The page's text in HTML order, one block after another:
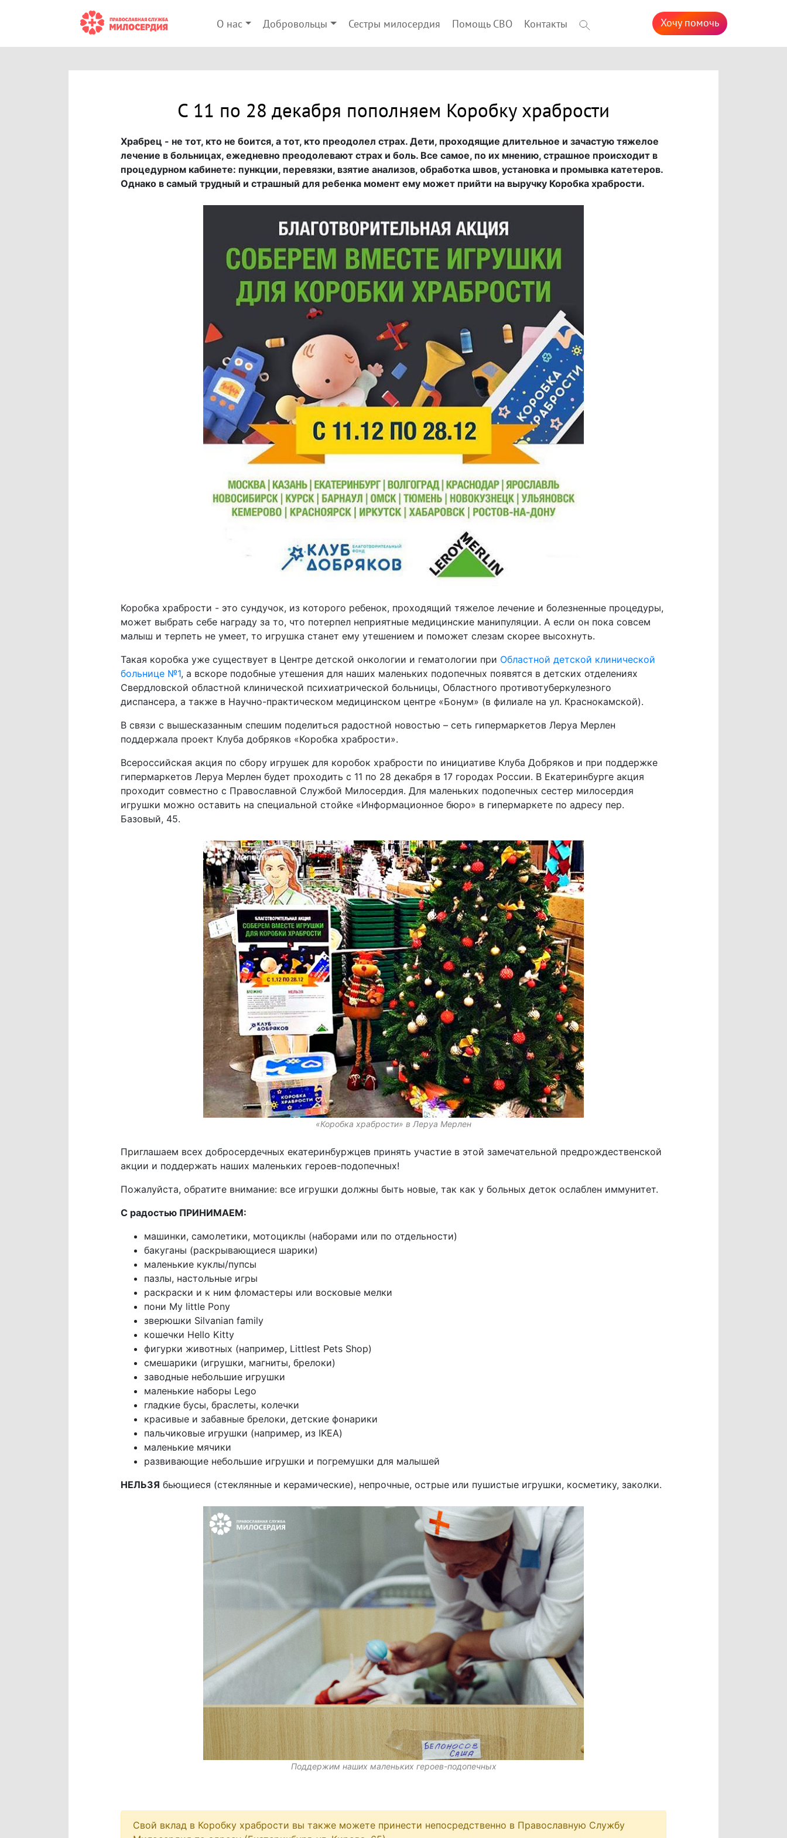
О нас Добровольцы Сестры милосердия Помощь СВО Контакты Хочу помочь
С 11 по 28 декабря пополняем Коробку храбрости
Храбрец - не тот, кто не боится, а тот, кто преодолел страх. Дети, проходящие длительное и зачастую тяжелое
лечение в больницах, ежедневно преодолевают страх и боль. Все самое, по их мнению, страшное происходит в
процедурном кабинете: пункции, перевязки, взятие анализов, обработка швов, установка и промывка катетеров.
Однако в самый трудный и страшный для ребенка момент ему может прийти на выручку Коробка храбрости.
Коробка храбрости - это сундучок, из которого ребенок, проходящий тяжелое лечение и болезненные процедуры,
может выбрать себе награду за то, что потерпел неприятные медицинские манипуляции. А если он пока совсем
малыш и терпеть не умеет, то игрушка станет ему утешением и поможет слезам скорее высохнуть.
Такая коробка уже существует в Центре детской онкологии и гематологии при Областной детской клинической
больнице №1, а вскоре подобные утешения для наших маленьких подопечных появятся в детских отделениях
Свердловской областной клинической психиатрической больницы, Областного противотуберкулезного
диспансера, а также в Научно-практическом медицинском центре «Бонум» (в филиале на ул. Краснокамской).
В связи с вышесказанным спешим поделиться радостной новостью – сеть гипермаркетов Леруа Мерлен
поддержала проект Клуба добряков «Коробка храбрости».
Всероссийская акция по сбору игрушек для коробок храбрости по инициативе Клуба Добряков и при поддержке
гипермаркетов Леруа Мерлен будет проходить с 11 по 28 декабря в 17 городах России. В Екатеринбурге акция
проходит совместно с Православной Службой Милосердия. Для маленьких подопечных сестер милосердия
игрушки можно оставить на специальной стойке «Информационное бюро» в гипермаркете по адресу пер.
Базовый, 45.
«Коробка храбрости» в Леруа Мерлен
Приглашаем всех добросердечных екатеринбуржцев принять участие в этой замечательной предрождественской
акции и поддержать наших маленьких героев-подопечных!
Пожалуйста, обратите внимание: все игрушки должны быть новые, так как у больных деток ослаблен иммунитет.
С радостью ПРИНИМАЕМ:
машинки, самолетики, мотоциклы (наборами или по отдельности)
бакуганы (раскрывающиеся шарики)
маленькие куклы/пупсы
пазлы, настольные игры
раскраски и к ним фломастеры или восковые мелки
пони My little Pony
зверюшки Silvanian family
кошечки Hello Kitty
фигурки животных (например, Littlest Pets Shop)
смешарики (игрушки, магниты, брелоки)
заводные небольшие игрушки
маленькие наборы Lego
гладкие бусы, браслеты, колечки
красивые и забавные брелоки, детские фонарики
пальчиковые игрушки (например, из IKEA)
маленькие мячики
развивающие небольшие игрушки и погремушки для малышей
НЕЛЬЗЯ бьющиеся (стеклянные и керамические), непрочные, острые или пушистые игрушки, косметику, заколки.
Поддержим наших маленьких героев-подопечных
Свой вклад в Коробку храбрости вы также можете принести непосредственно в Православную Службу